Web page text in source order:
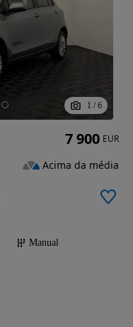
1 / 6
Manual
7 900 EUR
Acima da média